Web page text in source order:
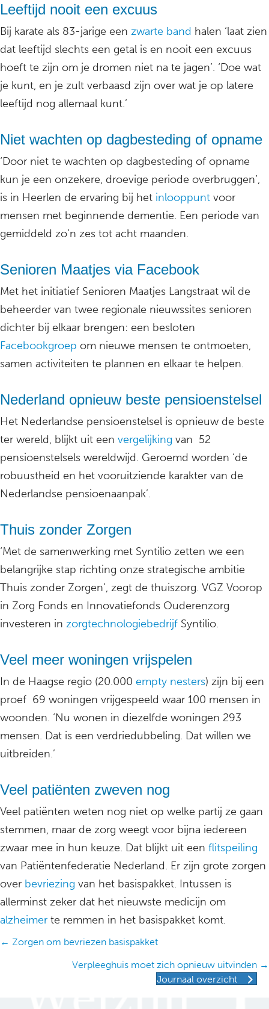
Leeftijd nooit een excuus
Bij karate als 83-jarige een zwarte band halen ‘laat zien
dat leeftijd slechts een getal is en nooit een excuus
hoeft te zijn om je dromen niet na te jagen’. ‘Doe wat
je kunt, en je zult verbaasd zijn over wat je op latere
leeftijd nog allemaal kunt.’
Niet wachten op dagbesteding of opname
‘Door niet te wachten op dagbesteding of opname
kun je een onzekere, droevige periode overbruggen’,
is in Heerlen de ervaring bij het inlooppunt voor
mensen met beginnende dementie. Een periode van
gemiddeld zo’n zes tot acht maanden.
Senioren Maatjes via Facebook
Met het initiatief Senioren Maatjes Langstraat wil de
beheerder van twee regionale nieuwssites senioren
dichter bij elkaar brengen: een besloten
Facebookgroep om nieuwe mensen te ontmoeten,
samen activiteiten te plannen en elkaar te helpen.
Nederland opnieuw beste pensioenstelsel
Het Nederlandse pensioenstelsel is opnieuw de beste
ter wereld, blijkt uit een vergelijking van 52
pensioenstelsels wereldwijd. Geroemd worden ‘de
robuustheid en het vooruitziende karakter van de
Nederlandse pensioenaanpak’.
Thuis zonder Zorgen
‘Met de samenwerking met Syntilio zetten we een
belangrijke stap richting onze strategische ambitie
Thuis zonder Zorgen’, zegt de thuiszorg. VGZ Voorop
in Zorg Fonds en Innovatiefonds Ouderenzorg
investeren in zorgtechnologiebedrijf Syntilio.
Veel meer woningen vrijspelen
In de Haagse regio (20.000 empty nesters) zijn bij een
proef 69 woningen vrijgespeeld waar 100 mensen in
woonden. ‘Nu wonen in diezelfde woningen 293
mensen. Dat is een verdriedubbeling. Dat willen we
uitbreiden.’
Veel patiënten zweven nog
Veel patiënten weten nog niet op welke partij ze gaan
stemmen, maar de zorg weegt voor bijna iedereen
zwaar mee in hun keuze. Dat blijkt uit een flitspeiling
van Patiëntenfederatie Nederland. Er zijn grote zorgen
over bevriezing van het basispakket. Intussen is
allerminst zeker dat het nieuwste medicijn om
alzheimer te remmen in het basispakket komt.
Posts
← Zorgen om bevriezen basispakket
Verpleeghuis moet zich opnieuw uitvinden →
Journaal overzicht